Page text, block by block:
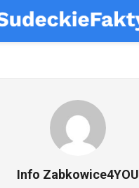
Info Zabkowice4YOU